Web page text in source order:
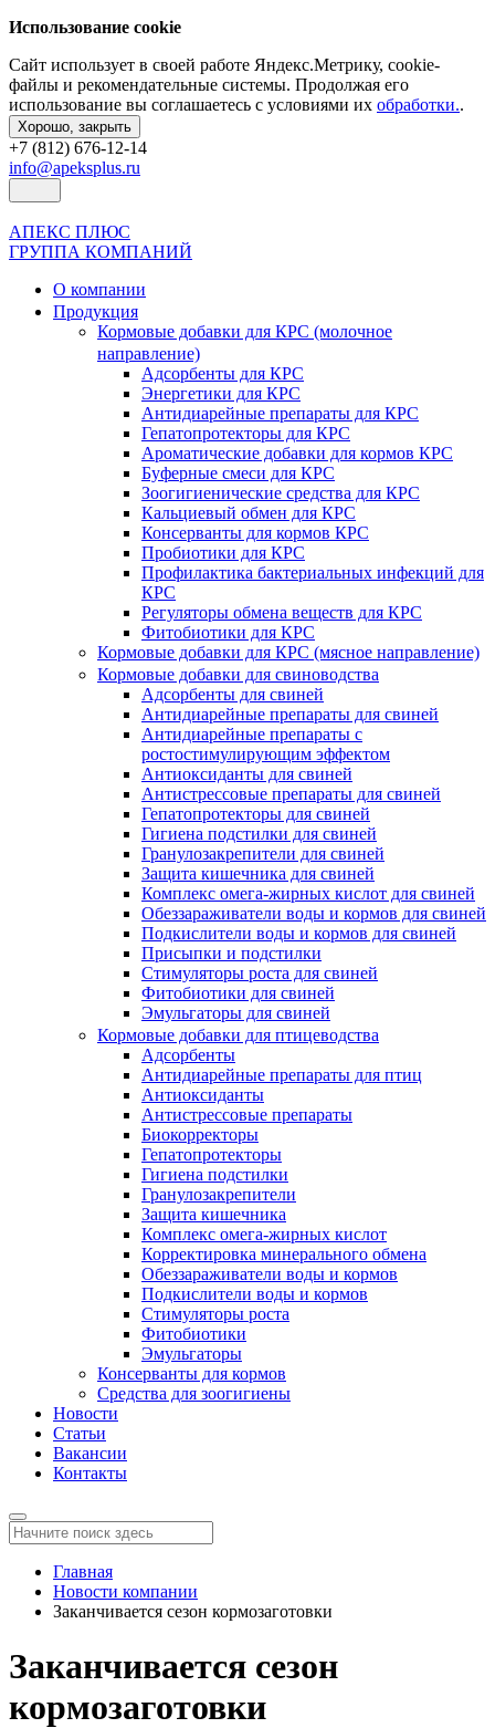
Использование cookie
Сайт использует в своей работе Яндекс.Метрику, cookie-
файлы и рекомендательные системы. Продолжая его
использование вы соглашаетесь с условиями их обработки..
Хорошо, закрыть
+7 (812) 676-12-14
info@apeksplus.ru
АПЕКС ПЛЮС
ГРУППА КОМПАНИЙ
О компании
Продукция
Кормовые добавки для КРС (молочное
направление)
Адсорбенты для КРС
Энергетики для КРС
Антидиарейные препараты для КРС
Гепатопротекторы для КРС
Ароматические добавки для кормов КРС
Буферные смеси для КРС
Зоогигиенические средства для КРС
Кальциевый обмен для КРС
Консерванты для кормов КРС
Пробиотики для КРС
Профилактика бактериальных инфекций для
КРС
Регуляторы обмена веществ для КРС
Фитобиотики для КРС
Кормовые добавки для КРС (мясное направление)
Кормовые добавки для свиноводства
Адсорбенты для свиней
Антидиарейные препараты для свиней
Антидиарейные препараты с
ростостимулирующим эффектом
Антиоксиданты для свиней
Антистрессовые препараты для свиней
Гепатопротекторы для свиней
Гигиена подстилки для свиней
Гранулозакрепители для свиней
Защита кишечника для свиней
Комплекс омега-жирных кислот для свиней
Обеззараживатели воды и кормов для свиней
Подкислители воды и кормов для свиней
Присыпки и подстилки
Стимуляторы роста для свиней
Фитобиотики для свиней
Эмульгаторы для свиней
Кормовые добавки для птицеводства
Адсорбенты
Антидиарейные препараты для птиц
Антиоксиданты
Антистрессовые препараты
Биокорректоры
Гепатопротекторы
Гигиена подстилки
Гранулозакрепители
Защита кишечника
Комплекс омега-жирных кислот
Корректировка минерального обмена
Обеззараживатели воды и кормов
Подкислители воды и кормов
Стимуляторы роста
Фитобиотики
Эмульгаторы
Консерванты для кормов
Средства для зоогигиены
Новости
Статьи
Вакансии
Контакты
Главная
Новости компании
Заканчивается сезон кормозаготовки
Заканчивается сезон
кормозаготовки